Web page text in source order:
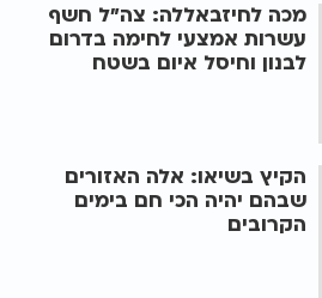
מכה לחיזבאללה: צה"ל חשף
עשרות אמצעי לחימה בדרום
לבנון וחיסל איום בשטח
הקיץ בשיאו: אלה האזורים
שבהם יהיה הכי חם בימים
הקרובים